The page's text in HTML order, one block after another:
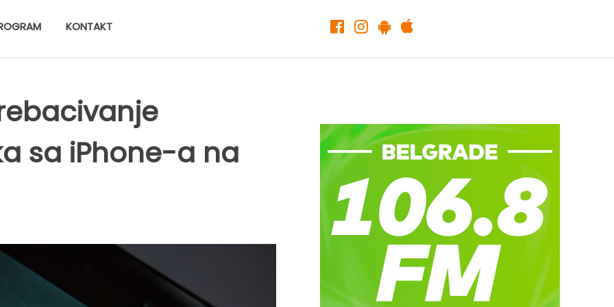
KONTAKT
sa iPhone-a na